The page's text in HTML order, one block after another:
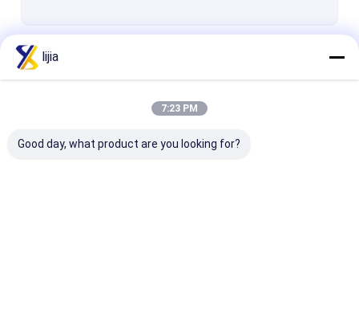
식품 등급 증점제
식품 학년 전분 분말
lijia
7:23 PM
Good day, what product are you looking for?